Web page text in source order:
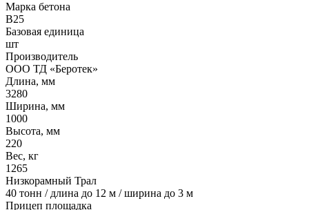
Марка бетона
B25
Базовая единица
шт
Производитель
ООО ТД «Беротек»
Длина, мм
3280
Ширина, мм
1000
Высота, мм
220
Вес, кг
1265
Низкорамный Трал
40 тонн / длина до 12 м / ширина до 3 м
Прицеп площадка